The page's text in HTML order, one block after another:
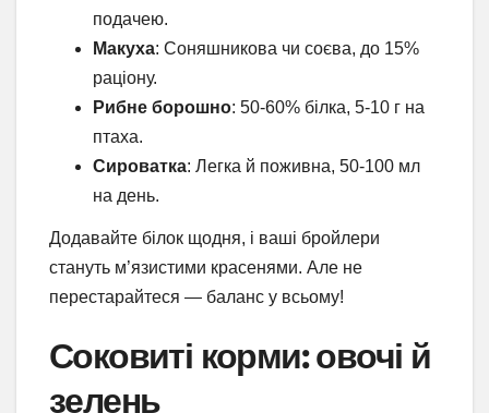
подачею.
Макуха: Соняшникова чи соєва, до 15%
раціону.
Рибне борошно: 50-60% білка, 5-10 г на
птаха.
Сироватка: Легка й поживна, 50-100 мл
на день.
Додавайте білок щодня, і ваші бройлери
стануть м’язистими красенями. Але не
перестарайтеся — баланс у всьому!
Соковиті корми: овочі й
зелень